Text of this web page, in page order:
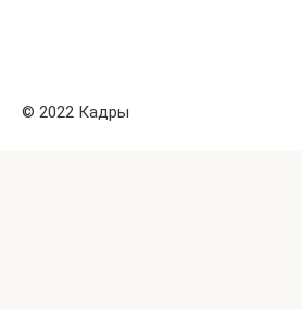
© 2022 Кадры